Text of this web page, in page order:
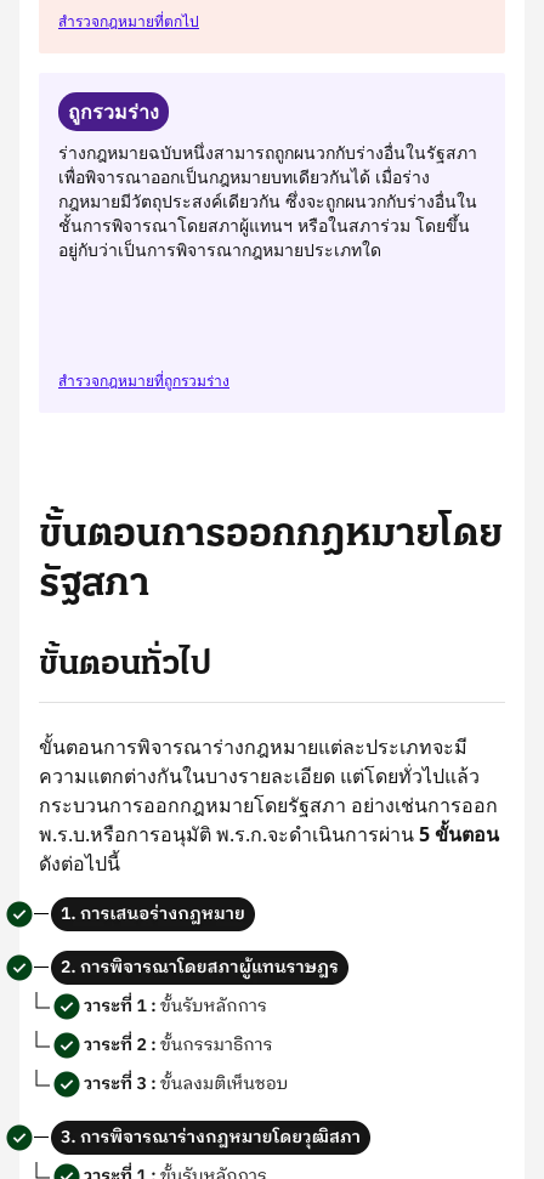
สำรวจกฎหมายที่ตกไป
ถูกรวมร่าง
ร่างกฎหมายฉบับหนึ่งสามารถถูกผนวกกับร่างอื่นในรัฐสภา
เพื่อพิจารณาออกเป็นกฎหมายบทเดียวกันได้ เมื่อร่าง
กฎหมายมีวัตถุประสงค์เดียวกัน ซึ่งจะถูกผนวกกับร่างอื่นใน
ชั้นการพิจารณาโดยสภาผู้แทนฯ หรือในสภาร่วม โดยขึ้น
อยู่กับว่าเป็นการพิจารณากฎหมายประเภทใด
สำรวจกฎหมายที่ถูกรวมร่าง
ขั้นตอนการออกกฎหมายโดย
รัฐสภา
ขั้นตอนทั่วไป
ขั้นตอนการพิจารณาร่างกฎหมายแต่ละประเภทจะมี
ความแตกต่างกันในบางรายละเอียด แต่โดยทั่วไปแล้ว
กระบวนการออกกฎหมายโดยรัฐสภา อย่างเช่นการออก
พ.ร.บ.หรือการอนุมัติ พ.ร.ก.จะดำเนินการผ่าน5 ขั้นตอน
ดังต่อไปนี้